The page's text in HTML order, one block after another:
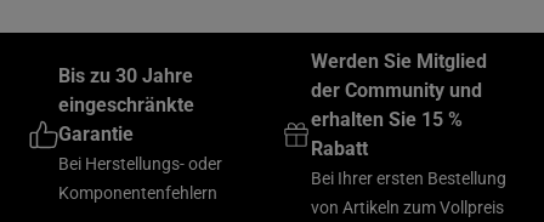
Bis zu 30 Jahre
eingeschränkte
Garantie
Bei Herstellungs- oder
Komponentenfehlern
Werden Sie Mitglied
der Community und
erhalten Sie 15 %
Rabatt
Bei Ihrer ersten Bestellung
von Artikeln zum Vollpreis